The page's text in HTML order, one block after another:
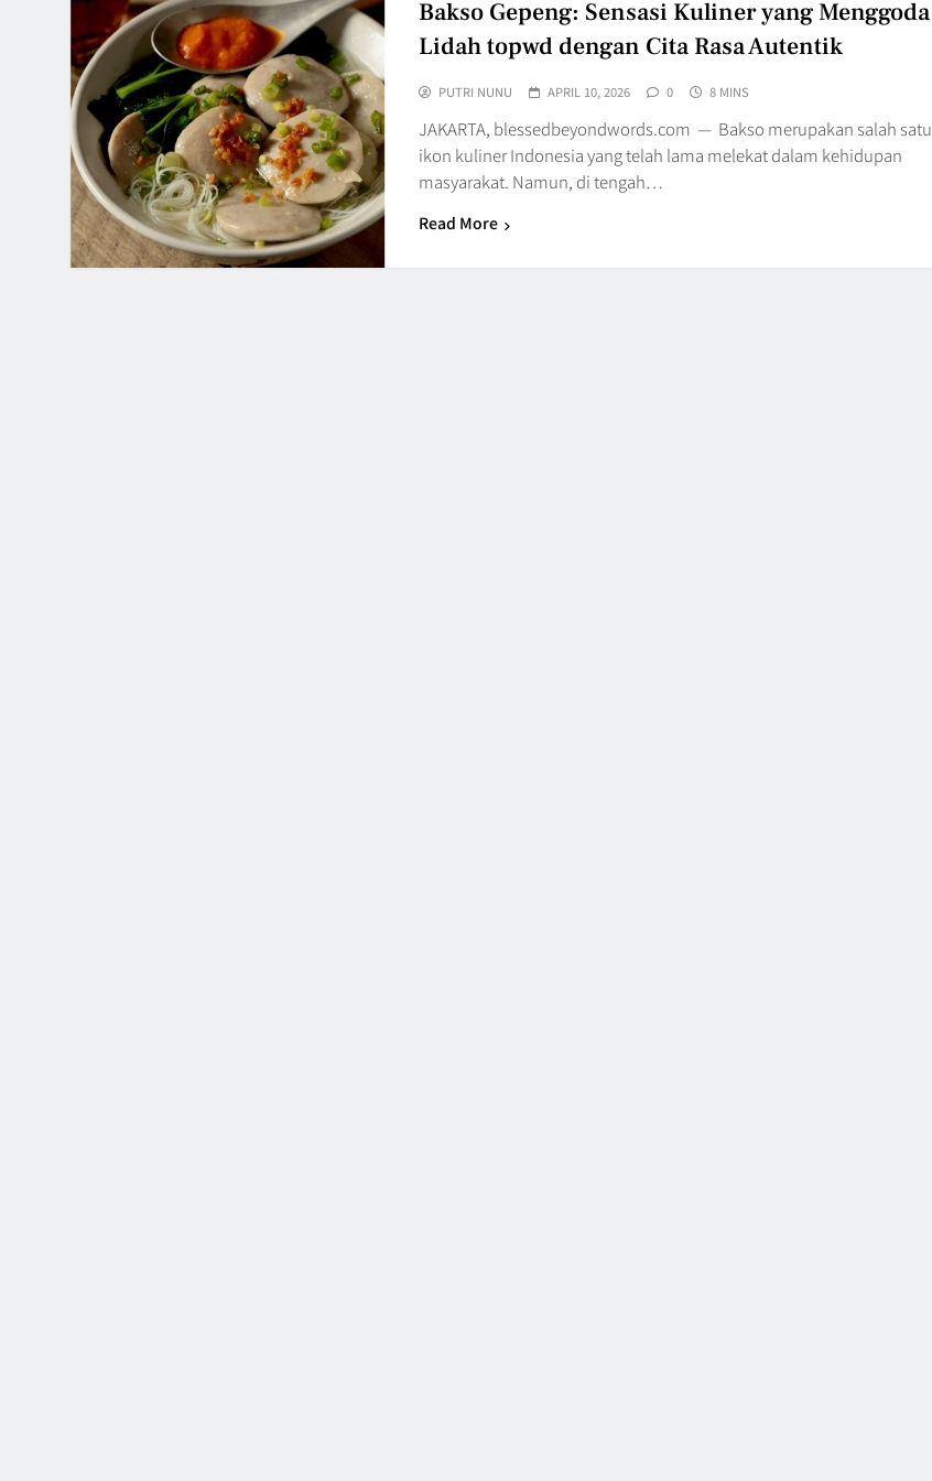
Bakso Gepeng: Sensasi Kuliner yang Menggoda
Lidah topwd dengan Cita Rasa Autentik
PUTRI NUNU APRIL 10, 2026 0 8 MINS
JAKARTA, blessedbeyondwords.com — Bakso merupakan salah satu
ikon kuliner Indonesia yang telah lama melekat dalam kehidupan
masyarakat. Namun, di tengah…
Read More